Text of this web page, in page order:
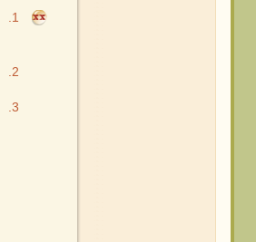
1.
2.
3.